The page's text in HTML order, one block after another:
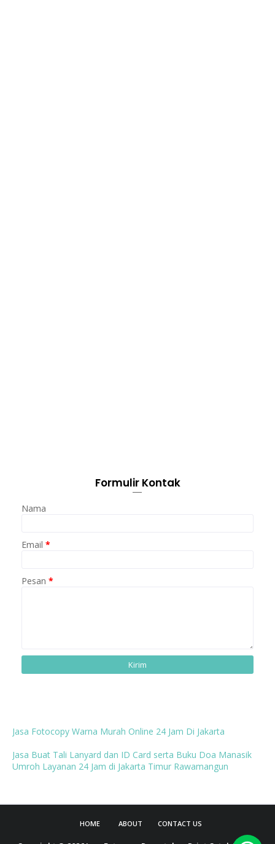
Formulir Kontak
Nama
Email *
Pesan *
Jasa Fotocopy Warna Murah Online 24 Jam Di Jakarta
Jasa Buat Tali Lanyard dan ID Card serta Buku Doa Manasik
Umroh Layanan 24 Jam di Jakarta Timur Rawamangun
HOME ABOUT CONTACT US